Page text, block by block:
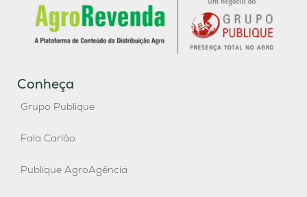
Conheça
Grupo Publique
Fala Carlão
Publique AgroAgência